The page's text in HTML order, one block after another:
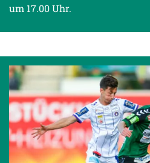
um 17.00 Uhr.